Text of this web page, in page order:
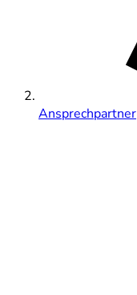
Ansprechpartner